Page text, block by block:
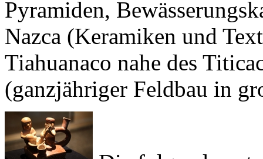
Nazca(Keramiken und
Tiahuanaconahe des
(ganzjähriger Feldbau in